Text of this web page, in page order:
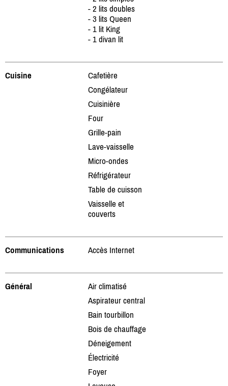
- 2 lits doubles
- 3 lits Queen
- 1 lit King
- 1 divan lit
Cuisine
Cafetière
Congélateur
Cuisinière
Four
Grille-pain
Lave-vaisselle
Micro-ondes
Réfrigérateur
Table de cuisson
Vaisselle et
couverts
Communications Accès Internet
Général
Air climatisé
Aspirateur central
Bain tourbillon
Bois de chauffage
Déneigement
Électricité
Foyer